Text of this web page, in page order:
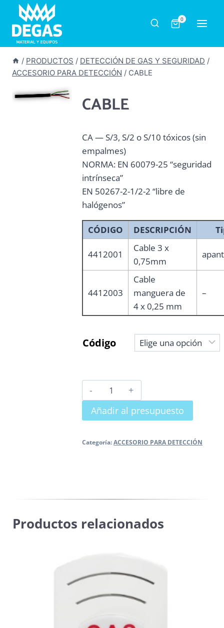
Saltar
contenido
0
/ PRODUCTOS / DETECCIÓN DE GAS Y SEGURIDAD /
ACCESORIO PARA DETECCIÓN / CABLE
CABLE
CA — S/3, S/2 o S/10 tóxicos (sin
empalmes)
NORMA: EN 60079-25 “seguridad
intrínseca”
EN 50267-2-1/2-2 “libre de
halógenos”
CÓDIGO DESCRIPCIÓN
4412001
Cable 3 x
0,75mm
4412003
Cable
manguera de
4 x 0,25 mm
–
Código
CABLE
cantidad
Añadir al presupuesto
Categoría:ACCESORIO PARA DETECCIÓN
Productos relacionados